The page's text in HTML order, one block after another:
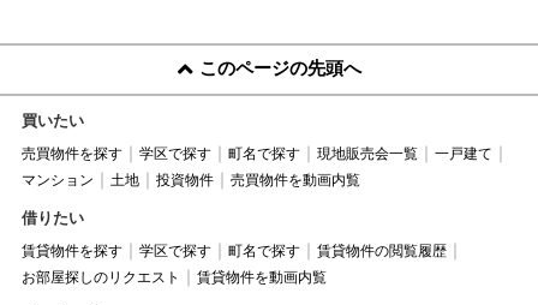
このページの先頭へ
買いたい
売買物件を探す 学区で探す 町名で探す 現地販売会一覧
一戸建て
マンション
土地 投資物件 売買物件を動画内覧
借りたい
賃貸物件を探す 学区で探す 町名で探す
賃貸物件の閲覧履歴
お部屋探しのリクエスト
賃貸物件を動画内覧